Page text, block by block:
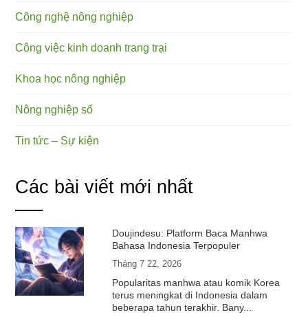
Công nghệ nông nghiệp
Công việc kinh doanh trang trại
Khoa học nông nghiệp
Nông nghiệp số
Tin tức – Sự kiện
Các bài viết mới nhất
Doujindesu: Platform Baca Manhwa
Bahasa Indonesia Terpopuler
Tháng 7 22, 2026
Popularitas manhwa atau komik Korea
terus meningkat di Indonesia dalam
beberapa tahun terakhir. Bany...